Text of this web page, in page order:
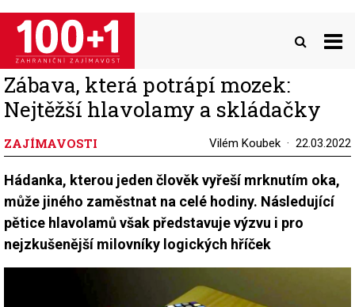
Přejít
hlavnímu
obsahu
Zábava, která potrápí mozek:
Nejtěžší hlavolamy a skládačky
ZAJÍMAVOSTI Vilém Koubek 22.03.2022
Hádanka, kterou jeden člověk vyřeší mrknutím oka,
může jiného zaměstnat na celé hodiny. Následující
pětice hlavolamů však představuje výzvu i pro
nejzkušenější milovníky logických hříček